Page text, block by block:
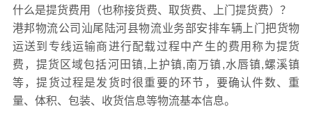
什么是提货费用（也称接货费、取货费、上门提货费）？
港邦物流公司汕尾陆河县物流业务部安排车辆上门把货物
运送到专线运输商进行配载过程中产生的费用称为提货
费，提货区域包括河田镇,上护镇,南万镇,水唇镇,螺溪镇
等，提货过程是发货时很重要的环节，要确认件数、重
量、体积、包装、收货信息等物流基本信息。